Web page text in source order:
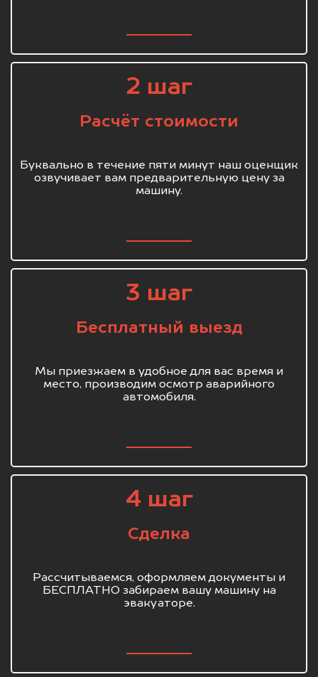
2 шаг
Расчёт стоимости
Буквально в течение пяти минут наш оценщик
озвучивает вам предварительную цену за
машину.
3 шаг
Бесплатный выезд
Мы приезжаем в удобное для вас время и
место, производим осмотр аварийного
автомобиля.
4 шаг
Сделка
Рассчитываемся, оформляем документы и
БЕСПЛАТНО забираем вашу машину на
эвакуаторе.